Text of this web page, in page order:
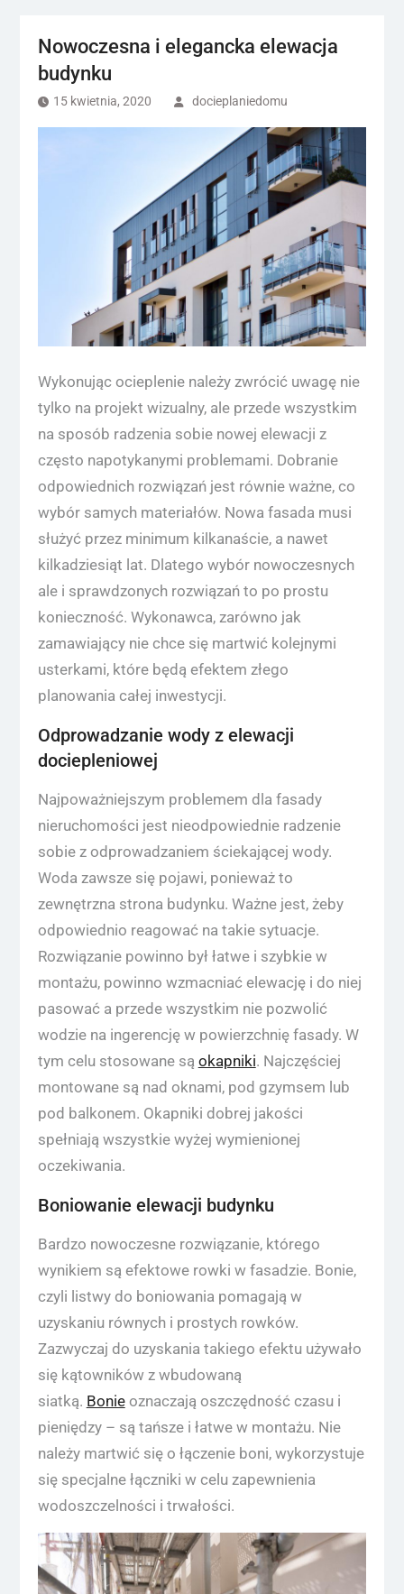
Nowoczesna i elegancka elewacja
budynku
15 kwietnia, 2020 docieplaniedomu
Wykonując ocieplenie należy zwrócić uwagę nie
tylko na projekt wizualny, ale przede wszystkim
na sposób radzenia sobie nowej elewacji z
często napotykanymi problemami. Dobranie
odpowiednich rozwiązań jest równie ważne, co
wybór samych materiałów. Nowa fasada musi
służyć przez minimum kilkanaście, a nawet
kilkadziesiąt lat. Dlatego wybór nowoczesnych
ale i sprawdzonych rozwiązań to po prostu
konieczność. Wykonawca, zarówno jak
zamawiający nie chce się martwić kolejnymi
usterkami, które będą efektem złego
planowania całej inwestycji.
Odprowadzanie wody z elewacji
dociepleniowej
Najpoważniejszym problemem dla fasady
nieruchomości jest nieodpowiednie radzenie
sobie z odprowadzaniem ściekającej wody.
Woda zawsze się pojawi, ponieważ to
zewnętrzna strona budynku. Ważne jest, żeby
odpowiednio reagować na takie sytuacje.
Rozwiązanie powinno był łatwe i szybkie w
montażu, powinno wzmacniać elewację i do niej
pasować a przede wszystkim nie pozwolić
wodzie na ingerencję w powierzchnię fasady. W
tym celu stosowane są okapniki. Najczęściej
montowane są nad oknami, pod gzymsem lub
pod balkonem. Okapniki dobrej jakości
spełniają wszystkie wyżej wymienionej
oczekiwania.
Boniowanie elewacji budynku
Bardzo nowoczesne rozwiązanie, którego
wynikiem są efektowe rowki w fasadzie. Bonie,
czyli listwy do boniowania pomagają w
uzyskaniu równych i prostych rowków.
Zazwyczaj do uzyskania takiego efektu używało
się kątowników z wbudowaną
siatką. Bonieoznaczają oszczędność czasu i
pieniędzy – są tańsze i łatwe w montażu. Nie
należy martwić się o łączenie boni, wykorzystuje
się specjalne łączniki w celu zapewnienia
wodoszczelności i trwałości.